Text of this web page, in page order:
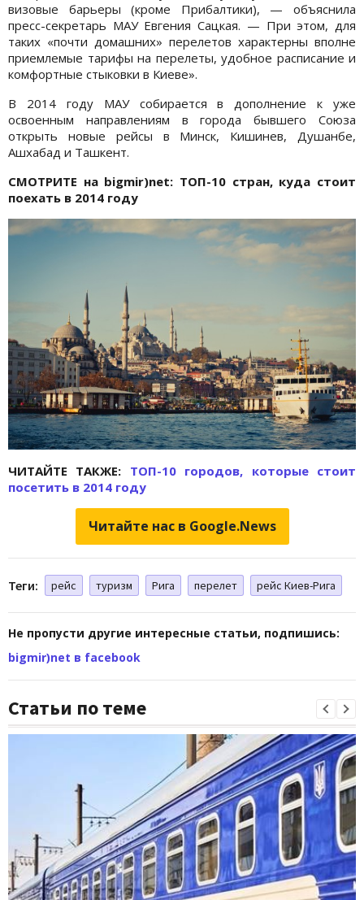
визовые барьеры (кроме Прибалтики), — объяснила
пресс-секретарь МАУ Евгения Сацкая. — При этом, для
таких «почти домашних» перелетов характерны вполне
приемлемые тарифы на перелеты, удобное расписание и
комфортные стыковки в Киеве».
В 2014 году МАУ собирается в дополнение к уже
освоенным направлениям в города бывшего Союза
открыть новые рейсы в Минск, Кишинев, Душанбе,
Ашхабад и Ташкент.
СМОТРИТЕ на bigmir)net: ТОП-10 стран, куда стоит
поехать в 2014 году
ЧИТАЙТЕ ТАКЖЕ: ТОП-10 городов, которые стоит
посетить в 2014 году
Читайте нас в Google.News
Теги: рейс туризм Рига перелет рейс Киев-Рига
Не пропусти другие интересные статьи, подпишись:
bigmir)net в facebook
Статьи по теме